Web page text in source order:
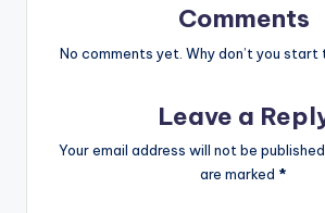
Comments
No comments yet. Why don’t you start
Leave a
Your email address will not be
are marked *